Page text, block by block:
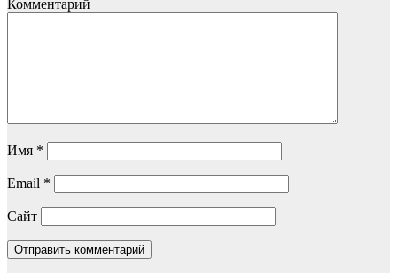
Комментарий
Имя *
Email *
Сайт